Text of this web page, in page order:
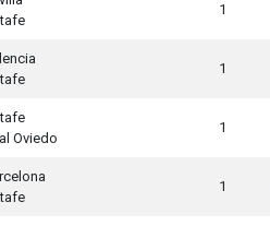
1
1
Oviedo
1
1